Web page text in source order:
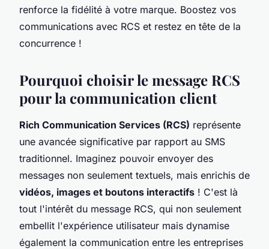
renforce la fidélité à votre marque. Boostez vos
communications avec RCS et restez en tête de la
concurrence !
Pourquoi choisir le message RCS
pour la communication client
Rich Communication Services (RCS) représente
une avancée significative par rapport au SMS
traditionnel. Imaginez pouvoir envoyer des
messages non seulement textuels, mais enrichis de
vidéos, images et boutons interactifs ! C'est là
tout l'intérêt du message RCS, qui non seulement
embellit l'expérience utilisateur mais dynamise
également la communication entre les entreprises